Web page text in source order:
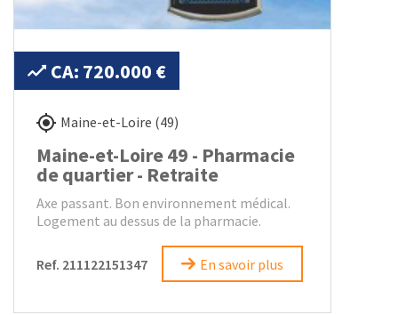
CA: 720.000 €
Maine-et-Loire (49)
Maine-et-Loire 49 - Pharmacie
de quartier - Retraite
Axe passant. Bon environnement médical.
Logement au dessus de la pharmacie.
Ref. 211122151347 En savoir plus